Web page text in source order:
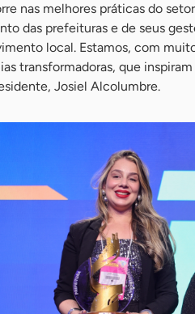
nas melhores práticas do
das prefeituras e de seus
local. Estamos, com
transformadoras, que
Josiel Alcolumbre.